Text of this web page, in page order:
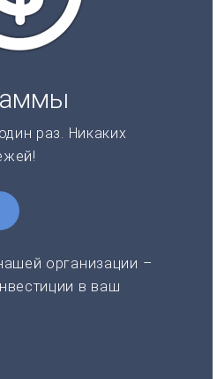
раз. Никаких
организации –
в ваш